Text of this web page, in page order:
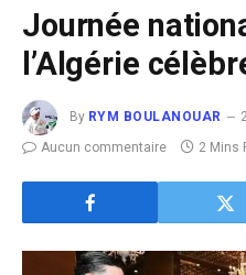
Journée
l’Algérie
By RYM BOULANOUAR
Aucun commentaire
2 Mins